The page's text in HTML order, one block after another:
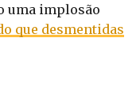
uma implosão
que desmentidas